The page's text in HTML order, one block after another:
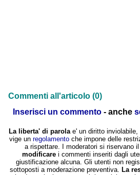
Commenti all'articolo (0)
Inserisci un commento - anche
La liberta' di parolae' un diritto inviolabile,
vige un regolamentoche impone delle
a rispettare. I moderatori si riservano
modificare i commenti inseriti dagli
giustificazione alcuna. Gli utenti non
sottoposti a moderazione preventiva. La